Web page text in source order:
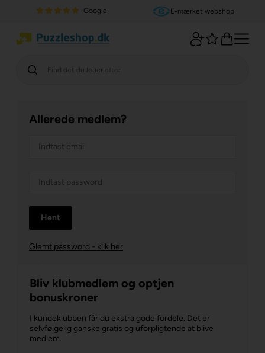
Google E-mærket webshop
Allerede medlem?
Glemt password - klik her
Bliv klubmedlem og optjen
bonuskroner
I kundeklubben får du ekstra gode fordele. Det er
selvfølgelig ganske gratis og uforpligtende at blive
medlem.